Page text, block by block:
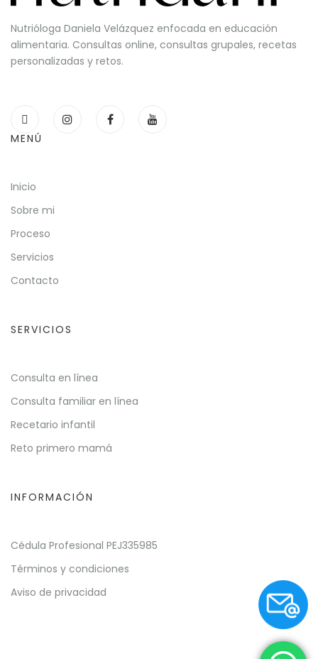
Nutrióloga Daniela Velázquez enfocada en educación
alimentaria. Consultas online, consultas grupales, recetas
personalizadas y retos.
MENÚ
Inicio
Sobre mi
Proceso
Servicios
Contacto
SERVICIOS
Consulta en línea
Consulta familiar en línea
Recetario infantil
Reto primero mamá
INFORMACIÓN
Cédula Profesional PEJ335985
Términos y condiciones
Aviso de privacidad